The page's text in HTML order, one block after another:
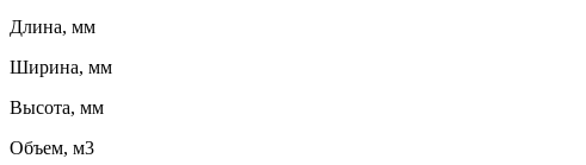
Длина, мм
Ширина, мм
Высота, мм
Объем, м3